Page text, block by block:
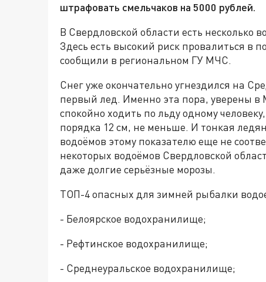
штрафовать смельчаков на 5000 рублей.
В Свердловской области есть несколько
Здесь есть высокий риск провалиться в
сообщили в региональном ГУ МЧС.
Снег уже окончательно угнездился на
первый лед. Именно эта пора, уверены
спокойно ходить по льду одному
порядка 12 см, не меньше. И тонкая
водоёмов этому показателю еще не
некоторых водоёмов Свердловской
даже долгие серьёзные морозы.
ТОП-4 опасных для зимней рыбалки
- Белоярское водохранилище;
- Рефтинское водохранилище;
- Среднеуральское водохранилище;